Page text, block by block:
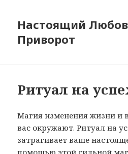
Настоящий
Приворот
Ритуал на
Магия изменения жизни и
вас окружают. Ритуал на
затрагивает ваше